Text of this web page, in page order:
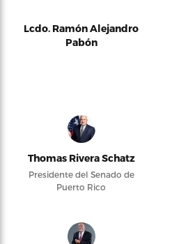
Lcdo. Ramón Alejandro
Pabón
Thomas Rivera Schatz
Presidente del Senado de
Puerto Rico